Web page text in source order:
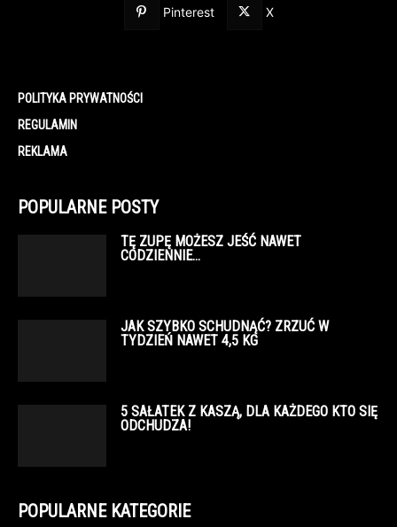
Pinterest X
POLITYKA PRYWATNOŚCI
REGULAMIN
REKLAMA
POPULARNE POSTY
TĘ ZUPĘ MOŻESZ JEŚĆ NAWET
CODZIENNIE…
JAK SZYBKO SCHUDNĄĆ? ZRZUĆ W
TYDZIEŃ NAWET 4,5 KG
5 SAŁATEK Z KASZĄ, DLA KAŻDEGO KTO SIĘ
ODCHUDZA!
POPULARNE KATEGORIE